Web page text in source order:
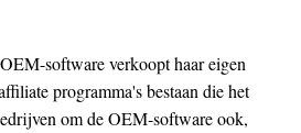
software verkoopt haar eigen
programma's bestaan ​​die het
om de OEM-software ook,